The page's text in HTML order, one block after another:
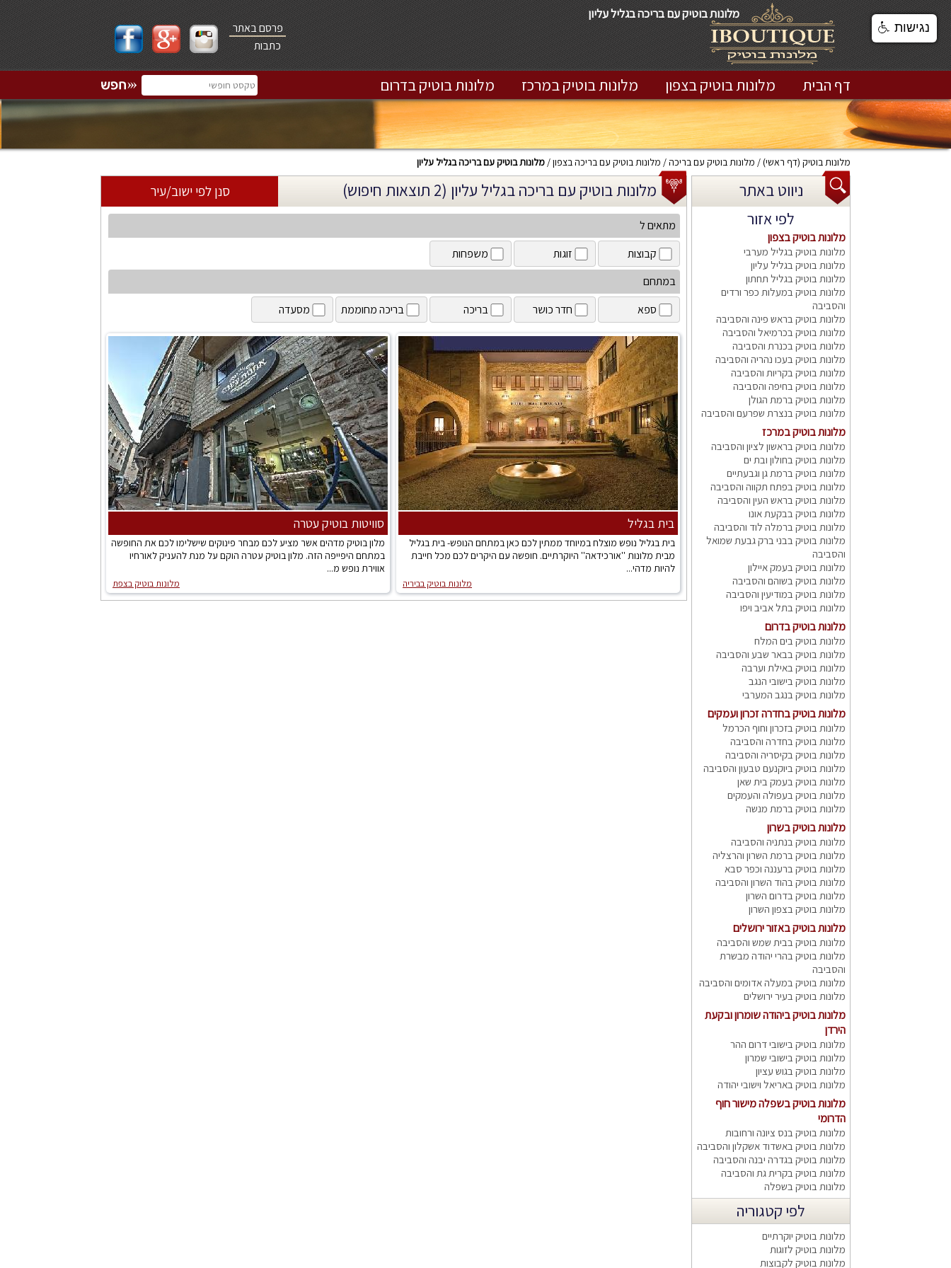
מלונות בוטיק עם בריכה בגליל עליון
פרסם באתר
כתבות
דף הבית מלונות בוטיק בצפון מלונות בוטיק במרכז מלונות בוטיק בדרום
מלונות בוטיק (דף ראשי) מלונות בוטיק עם בריכה מלונות בוטיק עם בריכה בצפון מלונות בוטיק עם בריכה בגליל עליון
ניווט באתר
לפי אזור
מלונות בוטיק בצפון
מלונות בוטיק בגליל מערבי
מלונות בוטיק בגליל עליון
מלונות בוטיק בגליל תחתון
מלונות בוטיק במעלות כפר ורדים
והסביבה
מלונות בוטיק בראש פינה והסביבה
מלונות בוטיק בכרמיאל והסביבה
מלונות בוטיק בכנרת והסביבה
מלונות בוטיק בעכו נהריה והסביבה
מלונות בוטיק בקריות והסביבה
מלונות בוטיק בחיפה והסביבה
מלונות בוטיק ברמת הגולן
מלונות בוטיק בנצרת שפרעם והסביבה
מלונות בוטיק במרכז
מלונות בוטיק בראשון לציון והסביבה
מלונות בוטיק בחולון ובת ים
מלונות בוטיק ברמת גן וגבעתיים
מלונות בוטיק בפתח תקווה והסביבה
מלונות בוטיק בראש העין והסביבה
מלונות בוטיק בבקעת אונו
מלונות בוטיק ברמלה לוד והסביבה
מלונות בוטיק בבני ברק גבעת שמואל
והסביבה
מלונות בוטיק בעמק איילון
מלונות בוטיק בשוהם והסביבה
מלונות בוטיק במודיעין והסביבה
מלונות בוטיק בתל אביב ויפו
מלונות בוטיק בדרום
מלונות בוטיק בים המלח
מלונות בוטיק בבאר שבע והסביבה
מלונות בוטיק באילת וערבה
מלונות בוטיק בישובי הנגב
מלונות בוטיק בנגב המערבי
מלונות בוטיק בחדרה זכרון ועמקים
מלונות בוטיק בזכרון וחוף הכרמל
מלונות בוטיק בחדרה והסביבה
מלונות בוטיק בקיסריה והסביבה
מלונות בוטיק ביוקנעם טבעון והסביבה
מלונות בוטיק בעמק בית שאן
מלונות בוטיק בעפולה והעמקים
מלונות בוטיק ברמת מנשה
מלונות בוטיק בשרון
מלונות בוטיק בנתניה והסביבה
מלונות בוטיק ברמת השרון והרצליה
מלונות בוטיק ברעננה וכפר סבא
מלונות בוטיק בהוד השרון והסביבה
מלונות בוטיק בדרום השרון
מלונות בוטיק בצפון השרון
מלונות בוטיק באזור ירושלים
מלונות בוטיק בבית שמש והסביבה
מלונות בוטיק בהרי יהודה מבשרת
והסביבה
מלונות בוטיק במעלה אדומים והסביבה
מלונות בוטיק בעיר ירושלים
מלונות בוטיק ביהודה שומרון ובקעת
הירדן
מלונות בוטיק בישובי דרום ההר
מלונות בוטיק בישובי שמרון
מלונות בוטיק בגוש עציון
מלונות בוטיק באריאל וישובי יהודה
מלונות בוטיק בשפלה מישור חוף
הדרומי
מלונות בוטיק בנס ציונה ורחובות
מלונות בוטיק באשדוד אשקלון והסביבה
מלונות בוטיק בגדרה יבנה והסביבה
מלונות בוטיק בקרית גת והסביבה
מלונות בוטיק בשפלה
לפי קטגוריה
מלונות בוטיק יוקרתיים
מלונות בוטיק לזוגות
מלונות בוטיק לקבוצות
מלונות בוטיק עם בריכה בגליל עליון (2 תוצאות חיפוש) סנן לפי ישוב/עיר
מתאים ל
קבוצות
זוגות
משפחות
במתחם
ספא
חדר כושר בריכה בריכה מחוממת מסעדה
בית בגליל
בית בגליל נופש מוצלח במיוחד ממתין לכם כאן במתחם הנופש- בית בגליל
מבית מלונות ''אורכידאה'' היוקרתיים. חופשה עם היקרים לכם מכל חייבת
להיות מדהי...
מלונות בוטיק בביריה
סוויטות בוטיק עטרה
מלון בוטיק מדהים אשר מציע לכם מבחר פינוקים שישלימו לכם את החופשה
במתחם היפייפה הזה. מלון בוטיק עטרה הוקם על מנת להעניק לאורחיו
אווירת נופש מ...
מלונות בוטיק בצפת
נגישות